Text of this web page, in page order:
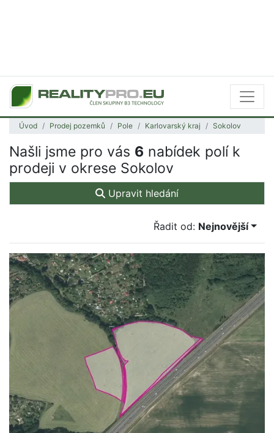
Úvod Prodej pozemků Pole Karlovarský kraj Sokolov
Našli jsme pro vás 6 nabídek polí k
prodeji v okrese Sokolov
Upravit hledání
Řadit od: Nejnovější